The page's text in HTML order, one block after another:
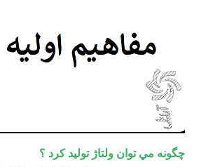
چگونه مي توان ولتاژ تولید كرد ؟